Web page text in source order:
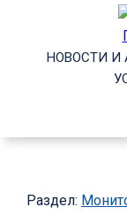
НОВОСТИ И
Раздел: